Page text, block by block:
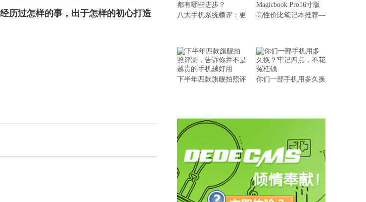
历过怎样的事，出于怎样的初心打造
八大手机系统横评：更 高性价比笔记本推荐—
下半年四款旗舰拍照评 你们一部手机用多久换